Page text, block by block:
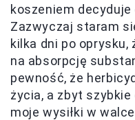
koszeniem
Zazwyczaj staram
kilka dni po oprysku,
na absorpcję
pewność, że
życia, a zbyt szybkie
moje wysiłki w